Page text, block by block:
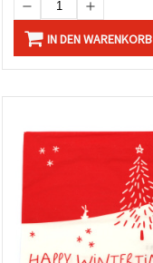
IN DEN WARENKORB